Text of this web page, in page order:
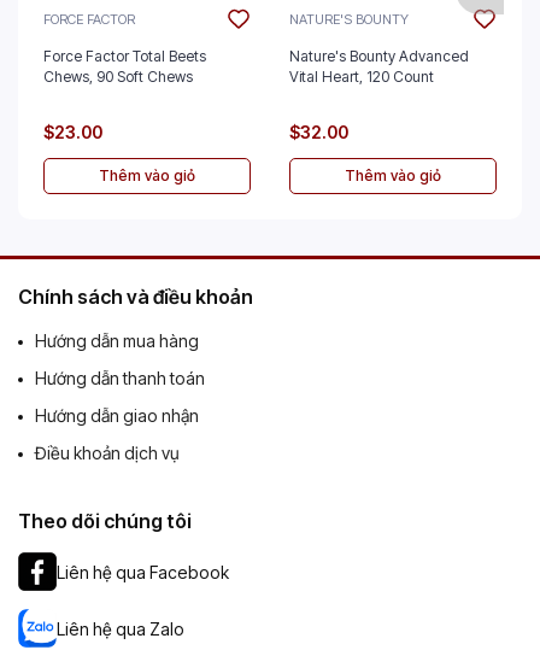
FORCE FACTOR
Force Factor Total Beets
Chews, 90 Soft Chews
$23.00
Thêm vào giỏ
NATURE'S BOUNTY
Nature's Bounty Advanced
Vital Heart, 120 Count
$32.00
Thêm vào giỏ
Chính sách và điều khoản
Hướng dẫn mua hàng
Hướng dẫn thanh toán
Hướng dẫn giao nhận
Điều khoản dịch vụ
Theo dõi chúng tôi
Liên hệ qua Facebook
Liên hệ qua Zalo